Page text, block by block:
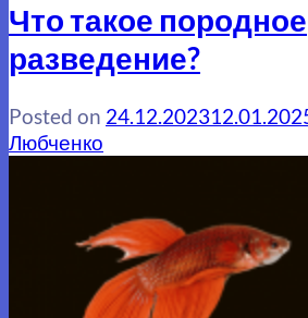
Что такое породное
разведение?
Posted on 24.12.2023
Любченко